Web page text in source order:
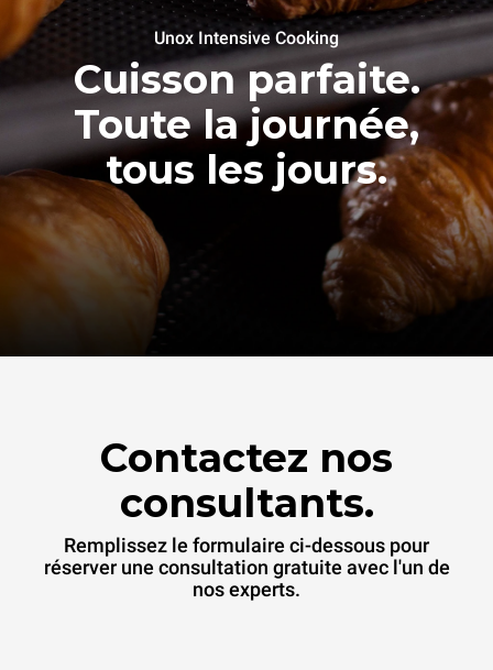
Unox Intensive Cooking
Cuisson parfaite.
Toute la journée,
tous les jours.
Contactez nos
consultants.
Remplissez le formulaire ci-dessous pour
réserver une consultation gratuite avec l'un de
nos experts.